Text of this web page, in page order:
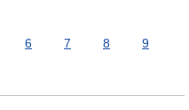
6 7 8
9